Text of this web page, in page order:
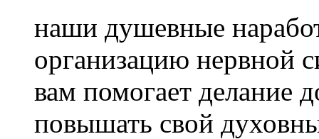
наши душевные
организацию нервной
вам помогает делание
повышать свой